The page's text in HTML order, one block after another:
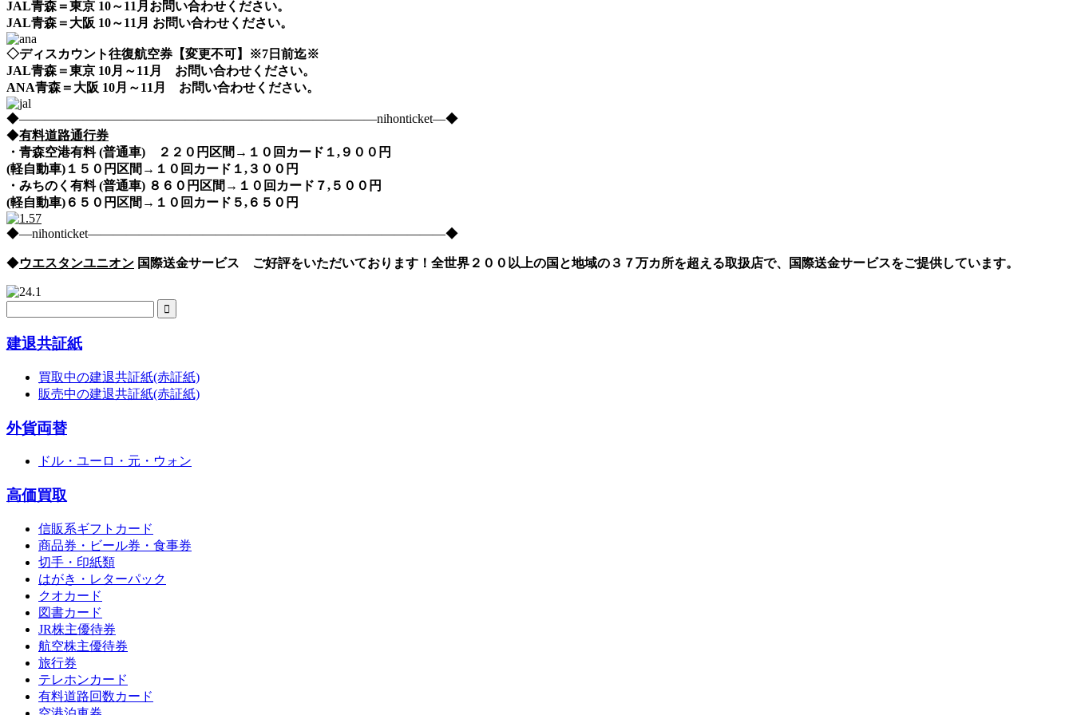
JAL青森＝東京 10～11月お問い合わせください。
JAL青森＝大阪 10～11月 お問い合わせください。
◇ディスカウント往復航空券【変更不可】※7日前迄※
JAL青森＝東京 10月～11月 お問い合わせください。
ANA青森＝大阪 10月～11月 お問い合わせください。
◆――――――――――――――――――――――――――――nihonticket―◆
◆有料道路通行券
・青森空港有料 (普通車) ２２０円区間→１０回カード１,９００円
(軽自動車)１５０円区間→１０回カード１,３００円
・みちのく有料 (普通車) ８６０円区間→１０回カード７,５００円
(軽自動車)６５０円区間→１０回カード５,６５０円
◆―nihonticket――――――――――――――――――――――――――――◆
◆ウエスタンユニオン 国際送金サービス ご好評をいただいております！全世界２００以上の国と地域の３７万カ所を超える取扱店で、国際送金サービスをご提供しています。
建退共証紙
買取中の建退共証紙(赤証紙)
販売中の建退共証紙(赤証紙)
外貨両替
ドル・ユーロ・元・ウォン
高価買取
信販系ギフトカード
商品券・ビール券・食事券
切手・印紙類
はがき・レターパック
クオカード
図書カード
JR株主優待券
航空株主優待券
旅行券
テレホンカード
有料道路回数カード